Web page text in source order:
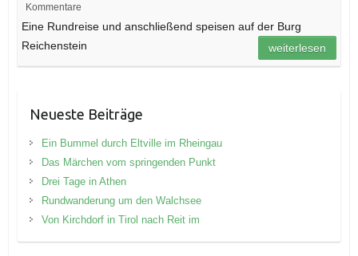
Kommentare
Eine Rundreise und anschließend speisen auf der Burg
Reichenstein
weiterlesen
Neueste Beiträge
Ein Bummel durch Eltville im Rheingau
Das Märchen vom springenden Punkt
Drei Tage in Athen
Rundwanderung um den Walchsee
Von Kirchdorf in Tirol nach Reit im